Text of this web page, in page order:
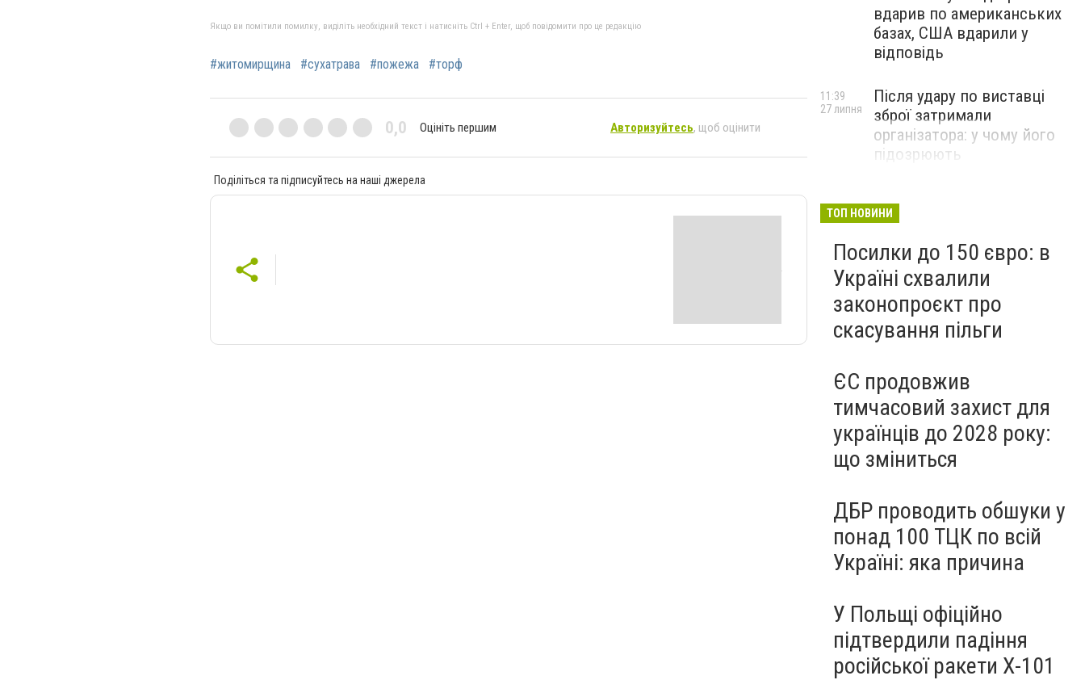
Якщо ви помітили помилку, виділіть необхідний текст і натисніть Ctrl + Enter, щоб повідомити про це редакцію
#житомирщина #сухатрава #пожежа #торф
0,0 Оцініть першим Авторизуйтесь, щоб оцінити
Поділіться та підписуйтесь на наші джерела
вдарив по американських
базах, США вдарили у
відповідь
Після удару по виставці
зброї затримали
організатора: у чому його
підозрюють
11:39
27 липня
ТОП НОВИНИ
Посилки до 150 євро: в
Україні схвалили
законопроєкт про
скасування пільги
ЄС продовжив
тимчасовий захист для
українців до 2028 року:
що зміниться
ДБР проводить обшуки у
понад 100 ТЦК по всій
Україні: яка причина
У Польщі офіційно
підтвердили падіння
російської ракети Х-101